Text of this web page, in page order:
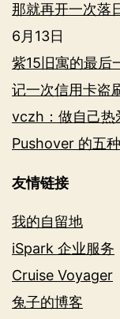
那就再开一次
6月13日
紫15旧寓的最后
记一次信用卡盗
vczh：做自己热
Pushover 的五
友情链接
我的自留地
iSpark 企业服务
Cruise Voyager
兔子的博客